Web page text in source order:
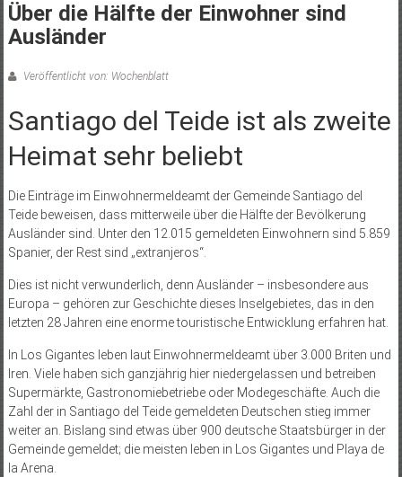
Über die Hälfte der Einwohner sind
Ausländer
Veröffentlicht von: Wochenblatt
Santiago del Teide ist als zweite
Heimat sehr beliebt
Die Einträge im Einwohnermeldeamt der Gemeinde Santiago del
Teide beweisen, dass mitterweile über die Hälfte der Bevölkerung
Ausländer sind. Unter den 12.015 gemeldeten Einwohnern sind 5.859
Spanier, der Rest sind „extranjeros“.
Dies ist nicht verwunderlich, denn Ausländer – insbesondere aus
Europa – gehören zur Geschichte dieses Inselgebietes, das in den
letzten 28 Jahren eine enorme touristische Entwicklung erfahren hat.
In Los Gigantes leben laut Einwohnermeldeamt über 3.000 Briten und
Iren. Viele haben sich ganzjährig hier niedergelassen und betreiben
Supermärkte, Gastronomiebetriebe oder Modegeschäfte. Auch die
Zahl der in Santiago del Teide gemeldeten Deutschen stieg immer
weiter an. Bislang sind etwas über 900 deutsche Staatsbürger in der
Gemeinde gemeldet; die meisten leben in Los Gigantes und Playa de
la Arena.